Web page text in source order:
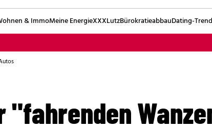
& ImmoMeine EnergieXXXLutzBürokratieabbauDating-
"fahrenden